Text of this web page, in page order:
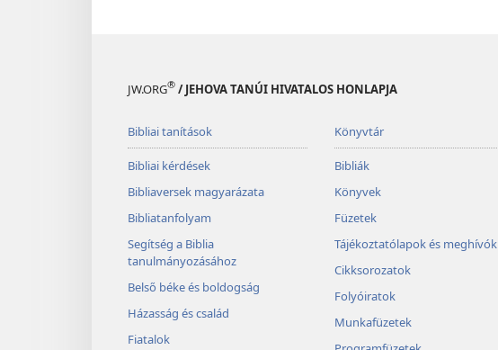
JW.ORG® / JEHOVA TANÚI HIVATALOS HONLAPJA
Bibliai tanítások
Bibliai kérdések
Bibliaversek magyarázata
Bibliatanfolyam
Segítség a Biblia
tanulmányozásához
Belső béke és boldogság
Házasság és család
Fiatalok
Könyvtár
Bibliák
Könyvek
Füzetek
Tájékoztatólapok és meghívók
Cikksorozatok
Folyóiratok
Munkafüzetek